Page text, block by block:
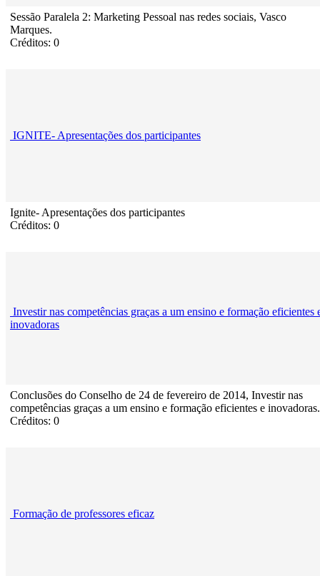
Sessão Paralela 2: Marketing Pessoal nas redes sociais, Vasco
Marques.
Créditos: 0
IGNITE- Apresentações dos participantes
Ignite- Apresentações dos participantes
Créditos: 0
Investir nas competências graças a um ensino e formação eficientes
inovadoras
Conclusões do Conselho de 24 de fevereiro de 2014, Investir nas
competências graças a um ensino e formação eficientes e inovadoras.
Créditos: 0
Formação de professores eficaz